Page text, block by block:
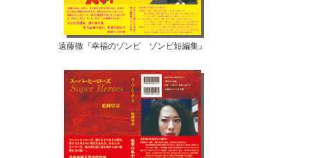
遠藤徹『幸福のゾンビ ゾンビ短編集』